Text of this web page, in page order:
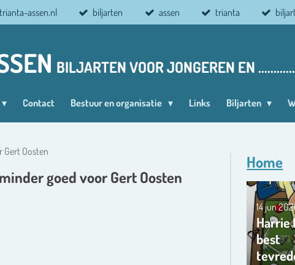
assen.nl biljarten assen trianta
BILJARTEN VOOR JONGEREN EN
Contact Bestuur en organisatie Links Biljarten
Oosten
goed voor Gert Oosten
Home
Harrie
best
14 jun